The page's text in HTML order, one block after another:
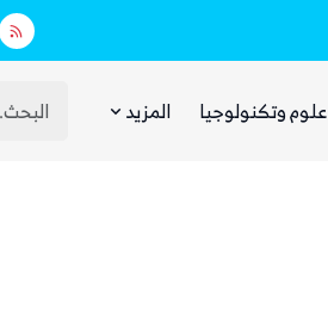
علوم وتكنولوجيا المزيد